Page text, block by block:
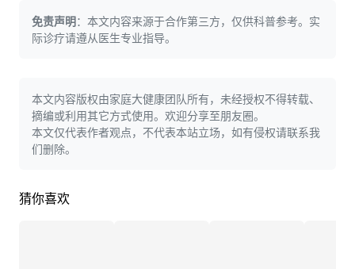
免责声明：本文内容来源于合作第三方，仅供科普参考。实
际诊疗请遵从医生专业指导。
本文内容版权由家庭大健康团队所有，未经授权不得转载、
摘编或利用其它方式使用。欢迎分享至朋友圈。
本文仅代表作者观点，不代表本站立场，如有侵权请联系我
们删除。
猜你喜欢